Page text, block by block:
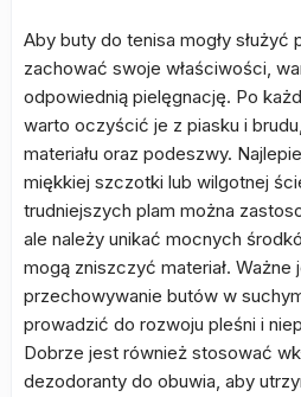
Aby buty do tenisa mogły służyć
zachować swoje właściwości,
odpowiednią pielęgnację. Po
warto oczyścić je z piasku i
materiału oraz podeszwy.
miękkiej szczotki lub wilgotnej
trudniejszych plam można
ale należy unikać mocnych
mogą zniszczyć materiał. Ważne
przechowywanie butów w
prowadzić do rozwoju pleśni i
Dobrze jest również stosować
dezodoranty do obuwia, aby